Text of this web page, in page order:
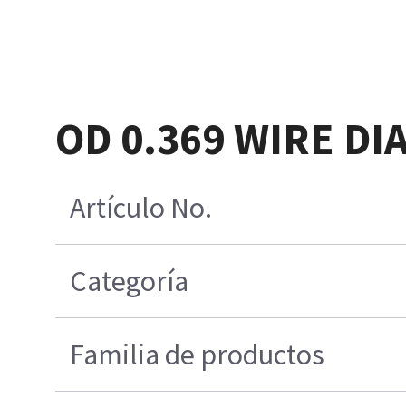
OD 0.369 WIRE
Artículo No.
Categoría
Familia de productos